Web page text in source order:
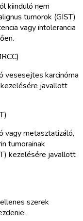
kiinduló nem
tumorok (GIST)
vagy intolerancia
vesesejtes karcinóma
kezelésére javallott
vagy metasztatizáló,
tumorainak
kezelésére javallott
szerek